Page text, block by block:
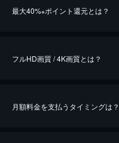
最大40%※ポイント還元とは？
※40％ポイント還元の対象は、クレジ
フルHD画質 / 4K画質とは？
月額料金を支払うタイミングは？